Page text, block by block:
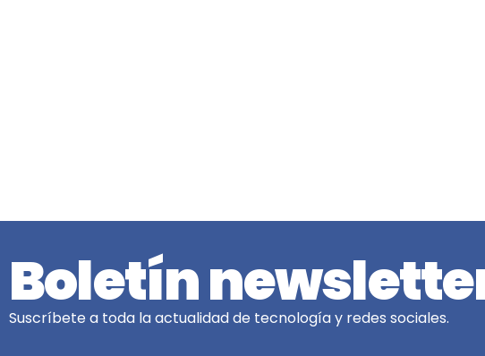
Boletín
Suscríbete a toda la actualidad de tecnología y redes sociales.